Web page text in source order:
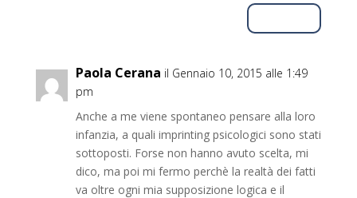
Paola Cerana il Gennaio 10, 2015 alle 1:49
pm
Anche a me viene spontaneo pensare alla loro
infanzia, a quali imprinting psicologici sono stati
sottoposti. Forse non hanno avuto scelta, mi
dico, ma poi mi fermo perchè la realtà dei fatti
va oltre ogni mia supposizione logica e il